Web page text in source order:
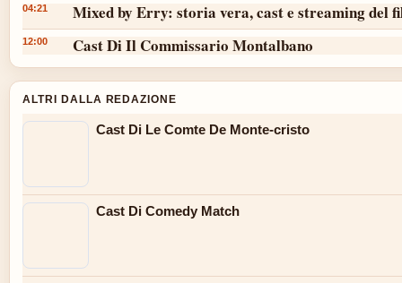
04:21 Mixed by Erry: storia vera, cast e streaming del
12:00 Cast Di Il Commissario Montalbano
ALTRI DALLA REDAZIONE
Cast Di Le Comte De Monte-cristo
Cast Di Comedy Match